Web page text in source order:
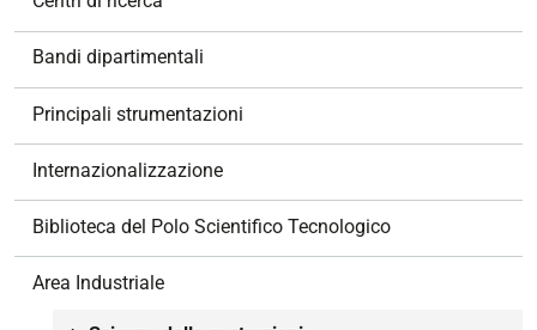
Bandi dipartimentali
Principali strumentazioni
Internazionalizzazione
Biblioteca del Polo Scientifico Tecnologico
Area Industriale